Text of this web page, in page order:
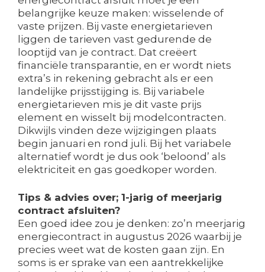
belangrijke keuze maken: wisselende of
vaste prijzen. Bij vaste energietarieven
liggen de tarieven vast gedurende de
looptijd van je contract. Dat creëert
financiële transparantie, en er wordt niets
extra’s in rekening gebracht als er een
landelijke prijsstijging is. Bij variabele
energietarieven mis je dit vaste prijs
element en wisselt bij modelcontracten.
Dikwijls vinden deze wijzigingen plaats
begin januari en rond juli. Bij het variabele
alternatief wordt je dus ook ‘beloond’ als
elektriciteit en gas goedkoper worden.
Tips & advies over; 1-jarig of meerjarig
contract afsluiten?
Een goed idee zou je denken: zo’n meerjarig
energiecontract in augustus 2026 waarbij je
precies weet wat de kosten gaan zijn. En
soms is er sprake van een aantrekkelijke